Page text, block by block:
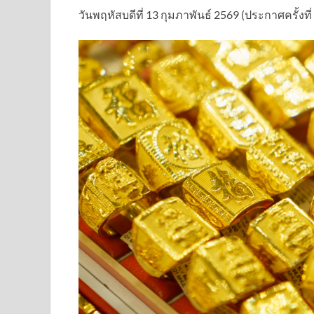
วันพฤหัสบดีที่ 13 กุมภาพันธ์ 2569 (ประกาศครั้งที่